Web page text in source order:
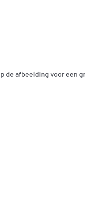
de afbeelding voor een